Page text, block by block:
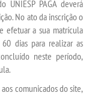
UNIESP PAGA deverá
No ato da inscrição o
efetuar a sua matrícula
dias para realizar as
neste período,
comunicados do site,